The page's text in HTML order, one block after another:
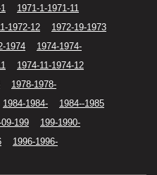
1971-1-1971-11
1972-12
1972-19-1973
1974
1974-1974-
1974-11-1974-12
1978-1978-
1984-1984-
1984--1985
199
199-1990-
1996-1996-